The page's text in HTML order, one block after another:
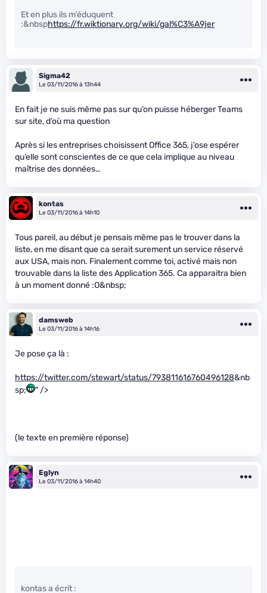
Et en plus ils m’éduquent
:&nbsphttps://fr.wiktionary.org/wiki/gal%C3%A9jer
Sigma42
Le 03/11/2016 à 13h44
En fait je ne suis même pas sur qu’on puisse héberger Teams
sur site, d’où ma question
Après si les entreprises choisissent Office 365, j’ose espérer
qu’elle sont conscientes de ce que cela implique au niveau
maîtrise des données…
kontas
Le 03/11/2016 à 14h10
Tous pareil, au début je pensais même pas le trouver dans la
liste, en me disant que ca serait surement un service réservé
aux USA, mais non. Finalement comme toi, activé mais non
trouvable dans la liste des Application 365. Ca apparaitra bien
à un moment donné :O&nbsp;
damsweb
Le 03/11/2016 à 14h16
Je pose ça là :
https://twitter.com/stewart/status/793811616760496128&nb
sp;
" />
(le texte en première réponse)
Eglyn
Le 03/11/2016 à 14h40
kontas a écrit :